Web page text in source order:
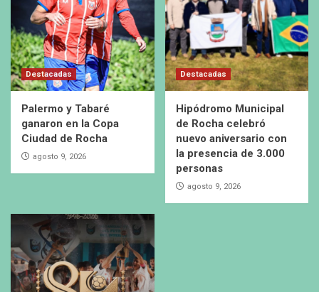
Destacadas
Palermo y Tabaré
ganaron en la Copa
Ciudad de Rocha
agosto 9, 2026
Destacadas
Hipódromo Municipal
de Rocha celebró
nuevo aniversario con
la presencia de 3.000
personas
agosto 9, 2026